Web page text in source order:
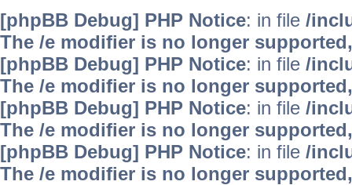
[phpBB Debug] PHP Notice: in file /
The /e modifier is no longer
[phpBB Debug] PHP Notice: in file /
The /e modifier is no longer
[phpBB Debug] PHP Notice: in file /
The /e modifier is no longer
[phpBB Debug] PHP Notice: in file /
The /e modifier is no longer